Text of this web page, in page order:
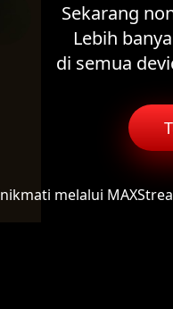
Sekarang
Lebih
di semua
melalui